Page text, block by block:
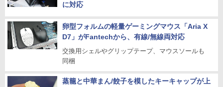
に対応
卵型フォルムの軽量ゲーミングマウス「Aria X
D7」がFantechから、有線/無線両対応
交換用シェルやグリップテープ、マウスソールも
同梱
蒸籠と中華まん/餃子を模したキーキャップが上